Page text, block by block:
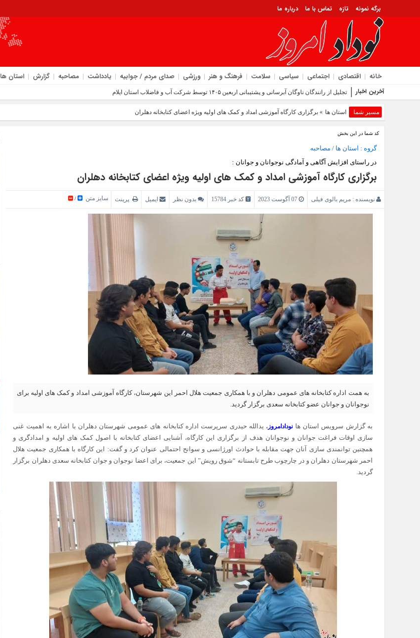
برگه نمونه تازه تماس با ما درباره ما
خانه اقتصادی اجتماعی سیاسی سلامت فرهنگ و هنر ورزشی صدای مردم / جوابیه یادداشت مصاحبه گزارش استان ها
آخرین اخبار تجلیل از رانندگان ناوگان آبرسانی و پشتیبانی اربعین ۱۴۰۵ توسط شرکت آب و فاضلاب استان ایلام
مسیر شما استان ها » برگزاری کارگاه آموزشی امداد و کمک های اولیه ویژه اعضای کتابخانه دهلران
کد شما در این بخش
گروه : استان ها / مصاحبه
در راستای افزایش آگاهی و آمادگی نوجوانان و جوانان :
برگزاری کارگاه آموزشی امداد و کمک های اولیه ویژه اعضای کتابخانه دهلران
نویسنده : مریم بالوی فیلی کد خبر 15784 بدون نظر ایمیل پرینت سایز متن /
به همت اداره کتابخانه های عمومی دهلران و با همکاری جمعیت هلال احمر این شهرستان، کارگاه آموزشی امداد و کمک های اولیه برای
نوجوانان و جوانان عضو کتابخانه سعدی برگزار گردید.
به گزارش سرویس استان ها نودادامروز ، یدالله حیدری سرپرست اداره کتابخانه های عمومی شهرستان دهلران با اشاره به اهمیت غنی
سازی اوقات فراغت جوانان و نوجوانان هدف از برگزاری این کارگاه، آشنایی اعضای کتابخانه با اصول کمک های اولیه و امدادگری و
همچنین توانمندی سازی آنان جهت مقابله با حوادث اورژانسی و سوانح احتمالی عنوان کرد و گفت: این کارگاه با همکاری جمعیت هلال
احمر شهرستان دهلران و در چارچوب طرح تابستانه “شوق رویش” این جمعیت، برای اعضا نوجوان و جوان کتابخانه سعدی دهلران برگزار
گردید.